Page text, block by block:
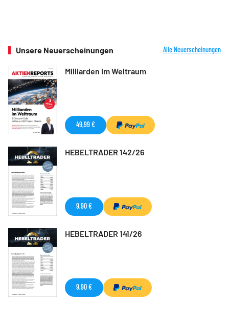
Unsere Neuerscheinungen Alle Neuerscheinungen
Milliarden im Weltraum
49,99 €
HEBELTRADER 142/26
9,90 €
HEBELTRADER 141/26
9,90 €